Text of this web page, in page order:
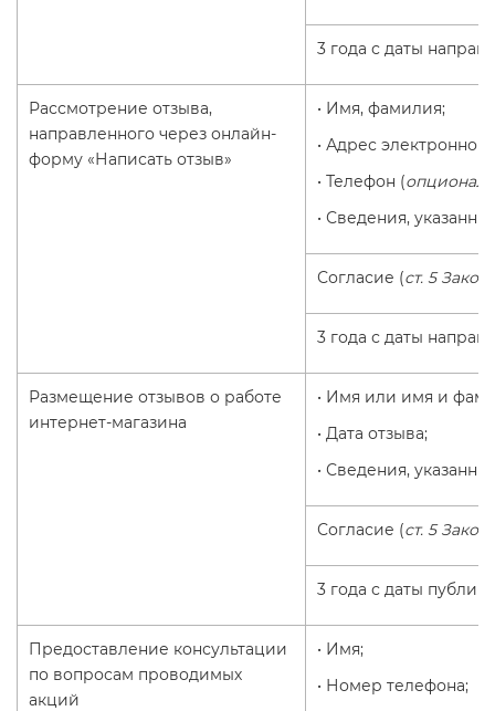
3 года с даты
Рассмотрение отзыва,
направленного через онлайн-
форму «Написать отзыв»
• Имя, фамилия;
• Адрес электронной
• Телефон (
• Сведения,
Согласие (ст. 5
3 года с даты
Размещение отзывов о работе
интернет-магазина
• Имя или имя и
• Дата отзыва;
• Сведения,
Согласие (ст. 5
3 года с даты
Предоставление консультации
по вопросам проводимых
акций
• Имя;
• Номер телефона;